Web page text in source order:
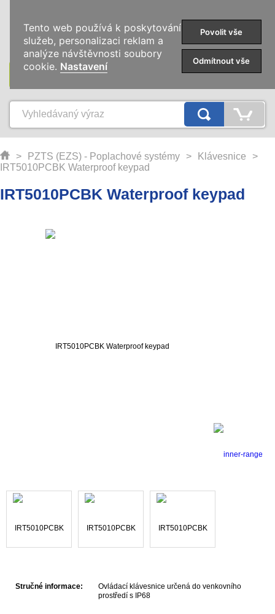
KATEGORIE
> PZTS (EZS) - Poplachové systémy > Klávesnice
>
IRT5010PCBK Waterproof keypad
IRT5010PCBK Waterproof keypad
Stručné informace:
Ovládací klávesnice určená do venkovního
prostředí s IP68
Tento web používá k poskytování
služeb, personalizaci reklam a
analýze návštěvnosti soubory
cookie. Nastavení
Povolit vše
Odmítnout vše